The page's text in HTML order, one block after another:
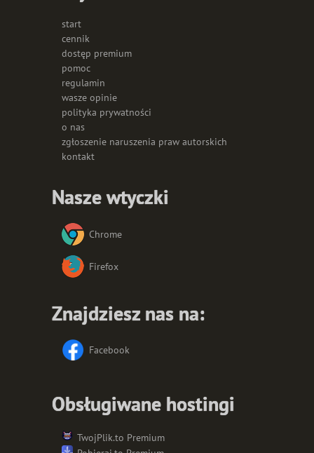
start
cennik
dostęp premium
pomoc
regulamin
wasze opinie
polityka prywatności
o nas
zgłoszenie naruszenia praw autorskich
kontakt
Nasze wtyczki
Chrome
Firefox
Znajdziesz nas na:
Facebook
Obsługiwane hostingi
TwojPlik.to Premium